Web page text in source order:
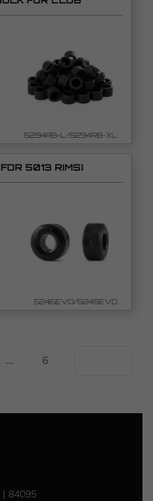
5294RB-L/5294RB-XL
5013 RIMS)
5246EVO/5245EVO
… 6
| 84095